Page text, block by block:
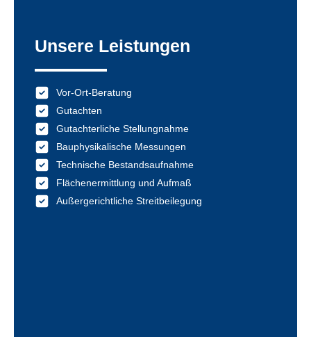
Unsere Leistungen
Vor-Ort-Beratung
Gutachten
Gutachterliche Stellungnahme
Bauphysikalische Messungen
Technische Bestandsaufnahme
Flächenermittlung und Aufmaß
Außergerichtliche Streitbeilegung